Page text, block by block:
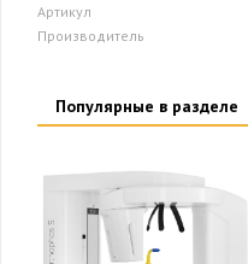
Артикул
Производитель
Популярные в разделе